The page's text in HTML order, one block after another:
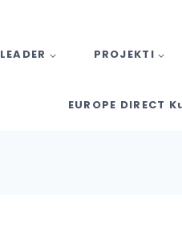
LEADER PROJEKTI
EUROPE DIRECT